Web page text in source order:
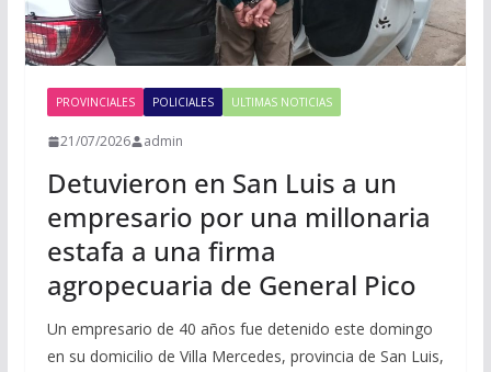
PROVINCIALES POLICIALES ULTIMAS NOTICIAS
21/07/2026 admin
Detuvieron en San Luis a un
empresario por una millonaria
estafa a una firma
agropecuaria de General Pico
Un empresario de 40 años fue detenido este domingo
en su domicilio de Villa Mercedes, provincia de San Luis,